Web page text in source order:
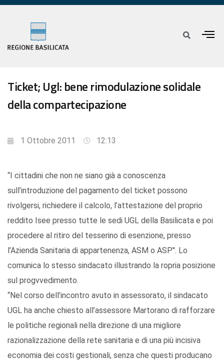
Ticket; Ugl: bene rimodulazione solidale
della compartecipazione
1 Ottobre 2011 12:13
“I cittadini che non ne siano già a conoscenza
sull’introduzione del pagamento del ticket possono
rivolgersi, richiedere il calcolo, l’attestazione del proprio
reddito Isee presso tutte le sedi UGL della Basilicata e poi
procedere al ritiro del tesserino di esenzione, presso
l’Azienda Sanitaria di appartenenza, ASM o ASP". Lo
comunica lo stesso sindacato illustrando la ropria posizione
sul progvvedimento.
“Nel corso dell’incontro avuto in assessorato, il sindacato
UGL ha anche chiesto all’assessore Martorano di rafforzare
le politiche regionali nella direzione di una migliore
razionalizzazione della rete sanitaria e di una più incisiva
economia dei costi gestionali, senza che questi producano